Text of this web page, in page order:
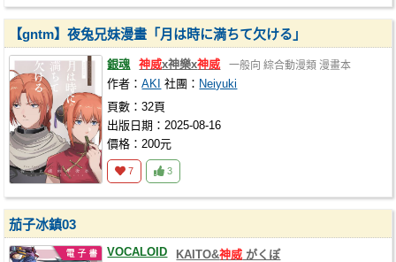
【gntm】夜兔兄妹漫畫「月は時に満ちて欠ける」
銀魂 神威x神樂x神威 一般向 綜合動漫類 漫畫本
作者：AKI 社團： Neiyuki
頁數：32頁
出版日期：2025-08-16
價格：200元
7 3
茄子冰鎮03
VOCALOID KAITO&神威 がくぽ